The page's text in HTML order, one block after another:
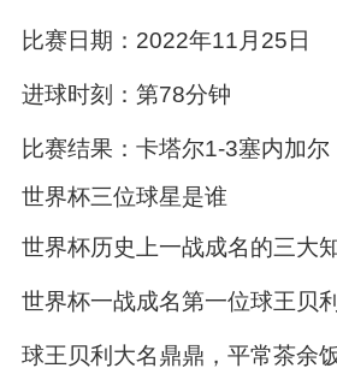
比赛日期：2022年11月25日
进球时刻：第78分钟
比赛结果：卡塔尔1-3塞内加尔
世界杯三位球星是谁
世界杯历史上一战成名的三大
世界杯一战成名第一位球王贝利
球王贝利大名鼎鼎，平常茶余